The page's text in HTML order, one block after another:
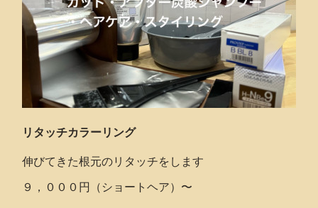
リタッチカラーリング
伸びてきた根元のリタッチをします
９，０００円（ショートヘア）〜